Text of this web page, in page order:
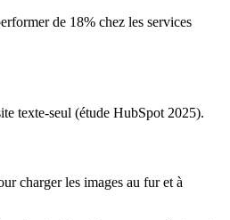
de 18% chez les services
texte-seul (étude HubSpot 2025).
charger les images au fur et à